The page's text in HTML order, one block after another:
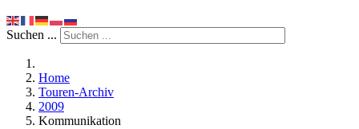
Suchen ...
Home
Touren-Archiv
2009
Kommunikation